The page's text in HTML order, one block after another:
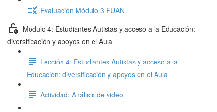
Evaluación Módulo 3 FUAN
Módulo 4: Estudiantes Autistas y acceso a la Educación:
diversificación y apoyos en el Aula
Lección 4: Estudiantes Autistas y acceso a la
Educación: diversificación y apoyos en el Aula
Actividad: Análisis de video